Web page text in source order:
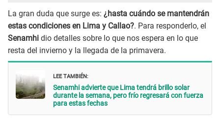
La gran duda que surge es: ¿hasta cuándo se mantendrán
estas condiciones en Lima y Callao?. Para responderlo, el
Senamhi dio detalles sobre lo que nos espera en lo que
resta del invierno y la llegada de la primavera.
LEE TAMBIÉN:
Senamhi advierte que Lima tendrá brillo solar
durante la semana, pero frío regresará con fuerza
para estas fechas